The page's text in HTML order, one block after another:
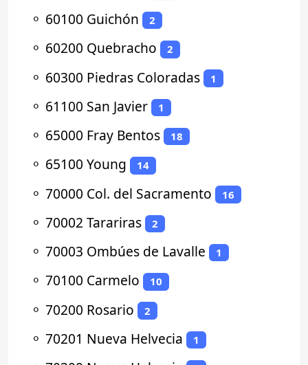
⚬ 60100 Guichón 2
⚬ 60200 Quebracho 2
⚬ 60300 Piedras Coloradas 1
⚬ 61100 San Javier 1
⚬ 65000 Fray Bentos 18
⚬ 65100 Young 14
⚬ 70000 Col. del Sacramento 16
⚬ 70002 Tarariras 2
⚬ 70003 Ombúes de Lavalle 1
⚬ 70100 Carmelo 10
⚬ 70200 Rosario 2
⚬ 70201 Nueva Helvecia 1